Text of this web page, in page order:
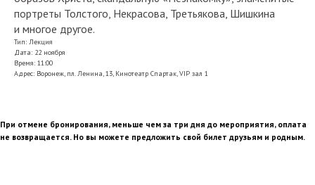
портреты Толстого, Некрасова, Третьякова, Шишкина
и многое другое.
Тип: Лекция
Дата: 22 ноября
Время: 11:00
Адрес: Воронеж, пл. Ленина, 13, Кинотеатр Спартак, VIP зал 1
При отмене бронирования, меньше чем за три дня до мероприятия, оплата
не возвращается. Но вы можете предложить свой билет друзьям и родным.